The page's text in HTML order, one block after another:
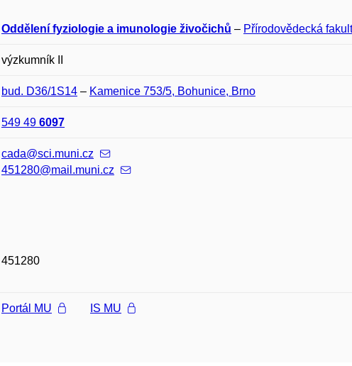
Oddělení fyziologie a imunologie živočichů – Přírodovědecká
výzkumník II
bud. D36/1S14 – Kamenice 753/5, Bohunice, Brno
549 49 6097
cada@sci.muni.cz
451280@mail.muni.cz
451280
Portál MU IS MU